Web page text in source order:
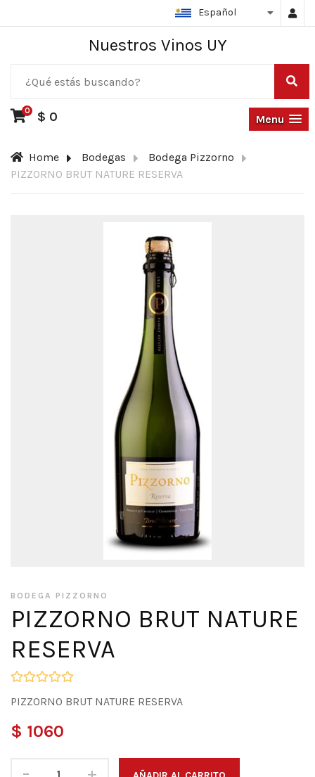
Español
Nuestros Vinos UY
0 $ 0 Menu
Home Bodegas
Bodega Pizzorno
PIZZORNO BRUT NATURE RESERVA
BODEGA PIZZORNO
PIZZORNO BRUT NATURE
RESERVA
PIZZORNO BRUT NATURE RESERVA
$ 1060